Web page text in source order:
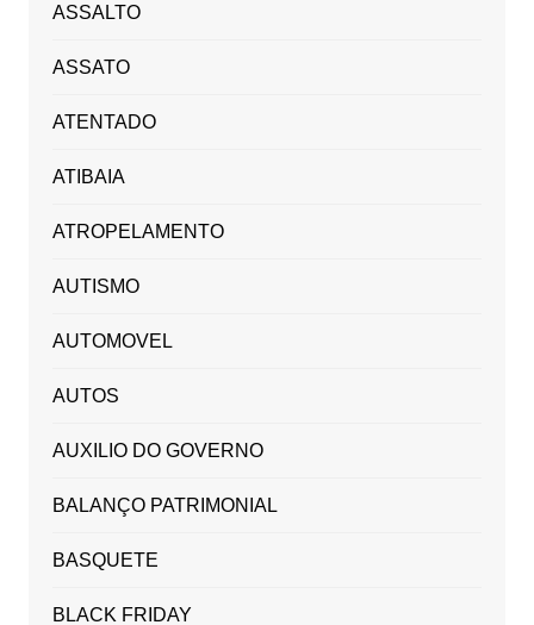
ASSALTO
ASSATO
ATENTADO
ATIBAIA
ATROPELAMENTO
AUTISMO
AUTOMOVEL
AUTOS
AUXILIO DO GOVERNO
BALANÇO PATRIMONIAL
BASQUETE
BLACK FRIDAY